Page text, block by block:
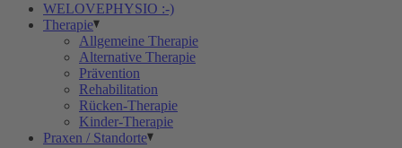
WELOVEPHYSIO :-)
Therapie
Allgemeine Therapie
Alternative Therapie
Prävention
Rehabilitation
Rücken-Therapie
Kinder-Therapie
Praxen / Standorte